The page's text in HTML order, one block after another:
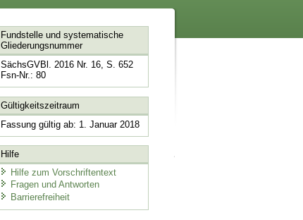
Fundstelle und systematische
Gliederungsnummer
SächsGVBl. 2016 Nr. 16, S. 652
Fsn-Nr.: 80
Gültigkeitszeitraum
Fassung gültig ab: 1. Januar 2018
Hilfe
Hilfe zum Vorschriftentext
Fragen und Antworten
Barrierefreiheit